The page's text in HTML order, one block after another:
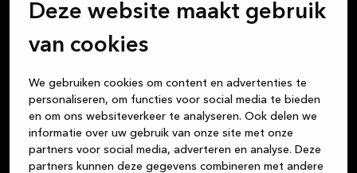
Deze website maakt gebruik
van cookies
We gebruiken cookies om content en advertenties te
personaliseren, om functies voor social media te bieden
en om ons websiteverkeer te analyseren. Ook delen we
informatie over uw gebruik van onze site met onze
partners voor social media, adverteren en analyse. Deze
partners kunnen deze gegevens combineren met andere
Wij vinden dat een keuken kopen net zo leuk moet
zijn als het leven in die keuken. Alle maaltijden die je
klaarmaakt, de gesprekken met vrienden bij een glas
wijn, het huiswerk dat de kinderen aan tafel maken,
de gezelschapsspelletjes die je speelt … De keuken is